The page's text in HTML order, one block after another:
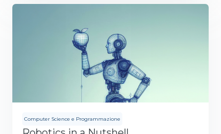
Computer Science e Programmazione